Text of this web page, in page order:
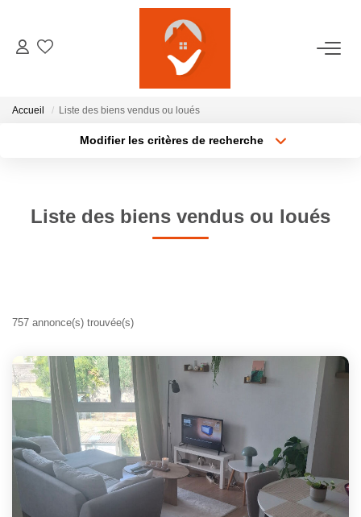
ACCUEIL
LOCATIONS
CONTACT
Accueil Liste des biens vendus ou loués
Modifier les critères de recherche
Budget max Plus de critères
Liste des biens vendus ou loués
757 annonce(s) trouvée(s)